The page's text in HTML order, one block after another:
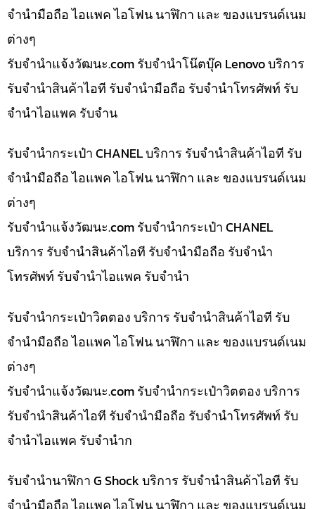
จำนำมือถือ ไอแพค ไอโฟน นาฬิกา และ ของแบรนด์เนม
ต่างๆ
รับจํานําแจ้งวัฒนะ.com รับจำนำโน๊ตบุ๊ค Lenovo บริการ
รับจำนำสินค้าไอที รับจำนำมือถือ รับจำนำโทรศัพท์ รับ
จำนำไอแพค รับจำน
รับจำนำกระเป๋า CHANEL บริการ รับจำนำสินค้าไอที รับ
จำนำมือถือ ไอแพค ไอโฟน นาฬิกา และ ของแบรนด์เนม
ต่างๆ
รับจํานําแจ้งวัฒนะ.com รับจำนำกระเป๋า CHANEL
บริการ รับจำนำสินค้าไอที รับจำนำมือถือ รับจำนำ
โทรศัพท์ รับจำนำไอแพค รับจำนำ
รับจำนำกระเป๋าวิตตอง บริการ รับจำนำสินค้าไอที รับ
จำนำมือถือ ไอแพค ไอโฟน นาฬิกา และ ของแบรนด์เนม
ต่างๆ
รับจํานําแจ้งวัฒนะ.com รับจำนำกระเป๋าวิตตอง บริการ
รับจำนำสินค้าไอที รับจำนำมือถือ รับจำนำโทรศัพท์ รับ
จำนำไอแพค รับจำนำก
รับจำนำนาฬิกา G Shock บริการ รับจำนำสินค้าไอที รับ
จำนำมือถือ ไอแพค ไอโฟน นาฬิกา และ ของแบรนด์เนม